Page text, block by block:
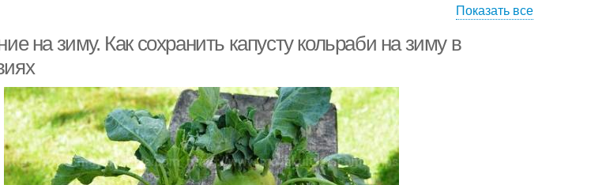
Кольраби без
стерилизации
Заготовки из тёртой
кольраби
Тушеная кольраби
Показать все
на зиму. Как сохранить капусту кольраби на зиму в